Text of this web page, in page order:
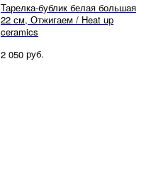
Тарелка-бублик белая большая
22 см, Отжигаем / Heat up
ceramics
2 050 руб.